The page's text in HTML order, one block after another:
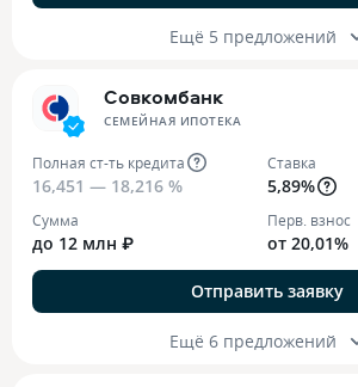
Ещё 5 предложений
Совкомбанк
СЕМЕЙНАЯ ИПОТЕКА
Полная ст-ть кредита
16,451 — 18,216 %
Ставка
5,89%
Сумма
до 12 млн ₽
Перв. взнос
от 20,01%
Отправить заявку
Ещё 6 предложений